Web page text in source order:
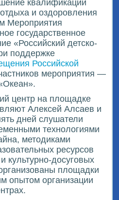
квалификации
и оздоровления
Мероприятия
государственное
«Российский детско-
поддержке
Российской
мероприятия —
центр на площадке
Алексей Алсаев и
дней слушатели
технологиями
методиками
ресурсов
культурно-досуговых
площадки
опытом организации